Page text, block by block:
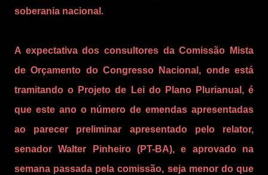
soberania nacional.
A expectativa dos consultores da Comissão Mista
de Orçamento do Congresso Nacional, onde está
tramitando o Projeto de Lei do Plano Plurianual, é
que este ano o número de emendas apresentadas
ao parecer preliminar apresentado pelo relator,
senador Walter Pinheiro (PT-BA), e aprovado na
semana passada pela comissão, seja menor do que